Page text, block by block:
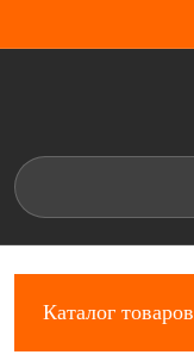
Каталог товаров